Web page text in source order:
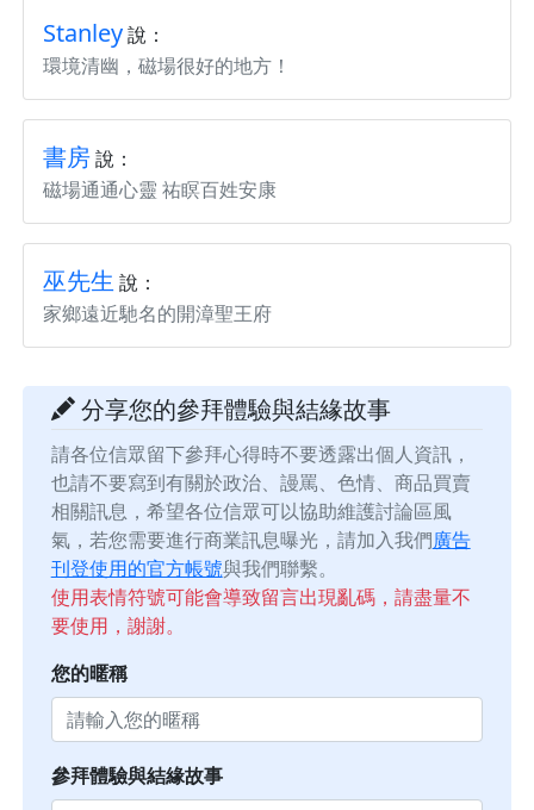
Stanley說：
環境清幽，磁場很好的地方！
書房說：
磁場通通心靈 祐瞑百姓安康
巫先生 說：
家鄉遠近馳名的開漳聖王府
分享您的參拜體驗與結緣故事
請各位信眾留下參拜心得時不要透露出個人資訊，
也請不要寫到有關於政治、謾罵、色情、商品買賣
相關訊息，希望各位信眾可以協助維護討論區風
氣，若您需要進行商業訊息曝光，請加入我們廣告
刊登使用的官方帳號與我們聯繫。
使用表情符號可能會導致留言出現亂碼，請盡量不
要使用，謝謝。
您的暱稱
參拜體驗與結緣故事